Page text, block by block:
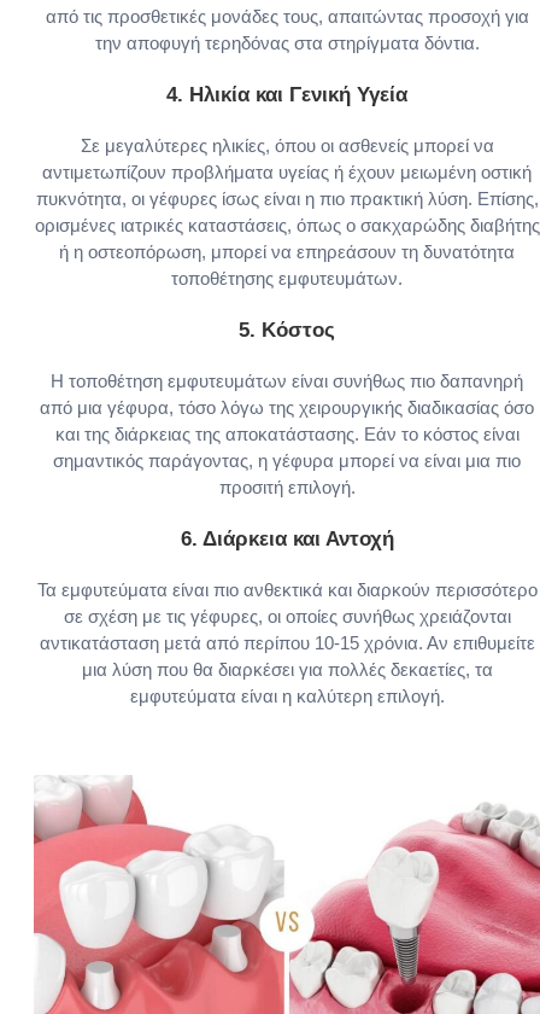
από τις προσθετικές μονάδες τους, απαιτώντας προσοχή για
την αποφυγή τερηδόνας στα στηρίγματα δόντια.
4. Ηλικία και Γενική Υγεία
Σε μεγαλύτερες ηλικίες, όπου οι ασθενείς μπορεί να
αντιμετωπίζουν προβλήματα υγείας ή έχουν μειωμένη οστική
πυκνότητα, οι γέφυρες ίσως είναι η πιο πρακτική λύση. Επίσης,
ορισμένες ιατρικές καταστάσεις, όπως ο σακχαρώδης διαβήτης
ή η οστεοπόρωση, μπορεί να επηρεάσουν τη δυνατότητα
τοποθέτησης εμφυτευμάτων.
5. Κόστος
Η τοποθέτηση εμφυτευμάτων είναι συνήθως πιο δαπανηρή
από μια γέφυρα, τόσο λόγω της χειρουργικής διαδικασίας όσο
και της διάρκειας της αποκατάστασης. Εάν το κόστος είναι
σημαντικός παράγοντας, η γέφυρα μπορεί να είναι μια πιο
προσιτή επιλογή.
6. Διάρκεια και Αντοχή
Τα εμφυτεύματα είναι πιο ανθεκτικά και διαρκούν περισσότερο
σε σχέση με τις γέφυρες, οι οποίες συνήθως χρειάζονται
αντικατάσταση μετά από περίπου 10-15 χρόνια. Αν επιθυμείτε
μια λύση που θα διαρκέσει για πολλές δεκαετίες, τα
εμφυτεύματα είναι η καλύτερη επιλογή.